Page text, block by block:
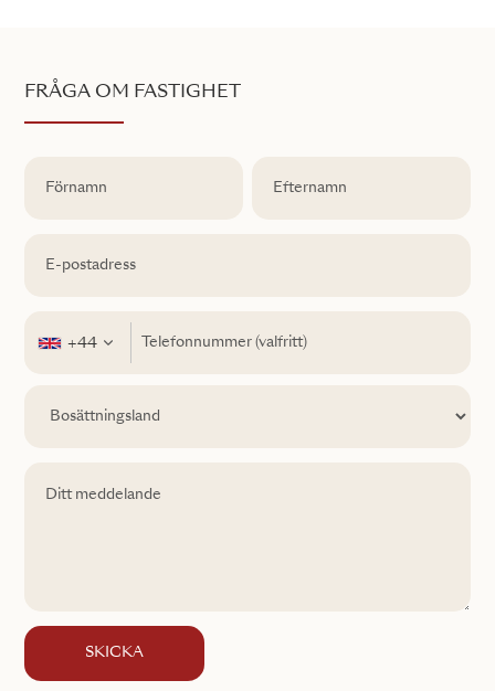
FRÅGA OM FASTIGHET
+44
SKICKA